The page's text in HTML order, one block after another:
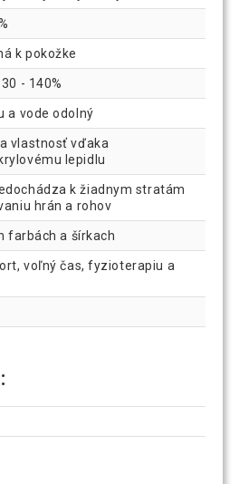
k pokožke
- 140%
a vode odolný
vlastnosť vďaka
lepidlu
k žiadnym stratám
hrán a rohov
farbách a šírkach
voľný čas, fyzioterapiu a